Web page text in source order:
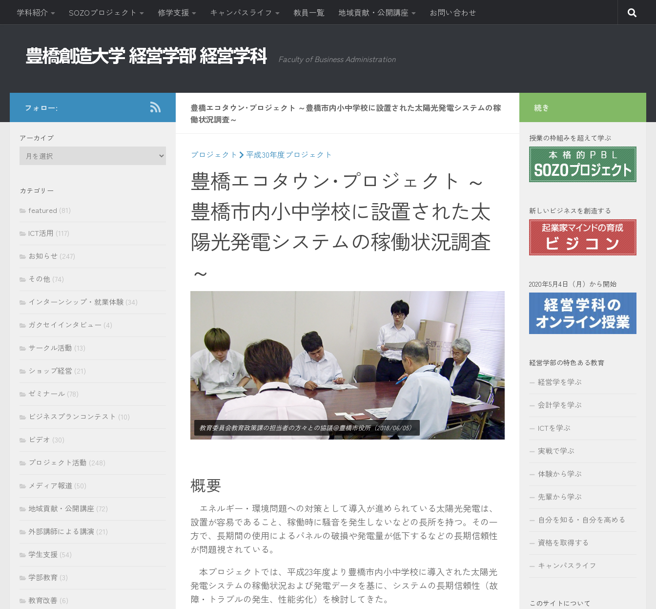
コンテンツへスキップ
学科紹介 SOZOプロジェクト 修学支援 キャンパスライフ 教員一覧 地域貢献・公開講座 お問い合わせ
Faculty of Business Administration
豊橋エコタウン･プロジェクト ～豊橋市内小中学校に設置された太陽光発電システムの稼
働状況調査～
プロジェクト 平成30年度プロジェクト
豊橋エコタウン･プロジェクト ～
豊橋市内小中学校に設置された太
陽光発電システムの稼働状況調査
～
教育委員会教育政策課の担当者の方々との協議＠豊橋市役所（2018/06/05）
概要
エネルギー・環境問題への対策として導入が進められている太陽光発電は、
設置が容易であること、稼働時に騒音を発生しないなどの長所を持つ。その一
方で、長期間の使用によるパネルの破損や発電量が低下するなどの長期信頼性
が問題視されている。
本プロジェクトでは、平成23年度より豊橋市内小中学校に導入された太陽光
発電システムの稼働状況および発電データを基に、システムの長期信頼性（故
障・トラブルの発生、性能劣化）を検討してきた。
フォロー:
アーカイブ
イ
カテゴリー
featured (81)
ICT活用 (117)
お知らせ (247)
その他 (74)
インターンシップ・就業体験 (34)
ガクセイインタビュー (4)
サークル活動 (13)
ショップ経営 (21)
ゼミナール (78)
ビジネスプランコンテスト (10)
ビデオ (30)
プロジェクト活動 (248)
メディア報道 (50)
地域貢献・公開講座 (72)
外部講師による講演 (21)
学生支援 (54)
学部教育 (3)
教育改善 (6)
続き
授業の枠組みを超えて学ぶ
新しいビジネスを創造する
2020年5月4日（月）から開始
経営学部の特色ある教育
経営学を学ぶ
会計学を学ぶ
ICTを学ぶ
実戦で学ぶ
体験から学ぶ
先輩から学ぶ
自分を知る・自分を高める
資格を取得する
キャンパスライフ
このサイトについて